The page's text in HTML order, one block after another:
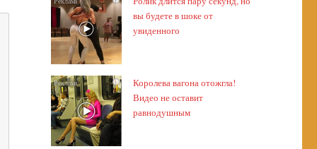
вы будете в шоке от
увиденного
i
Королева вагона отожгла!
Видео не оставит
равнодушным